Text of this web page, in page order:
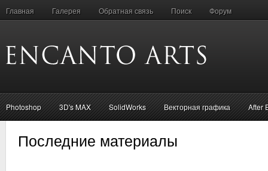
Главная Галерея Обратная связь Поиск Форум
Photoshop 3D's MAX SolidWorks Векторная графика After
Последние материалы